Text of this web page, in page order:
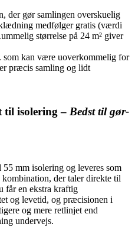
der gør samlingen overskuelig
medfølger gratis (værdi
størrelse på 24 m² giver
som kan være uoverkommelig for
præcis samling og lidt
til isolering – Bedst til gør-
mm isolering og leveres som
der taler direkte til
får en ekstra kraftig
og levetid, og præcisionen i
og mere retlinjet end
undervejs.